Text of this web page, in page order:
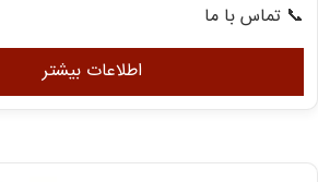
📞 تماس با ما
اطلاعات بیشتر